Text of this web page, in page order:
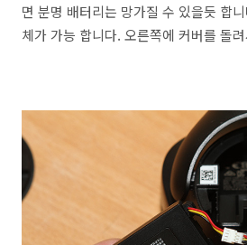
면 분명 배터리는 망가질 수 있을듯 합
체가 가능 합니다. 오른쪽에 커버를 돌